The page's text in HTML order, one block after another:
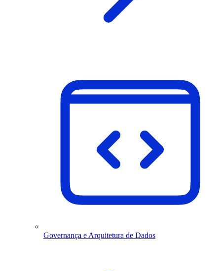
Governança e Arquitetura de Dados